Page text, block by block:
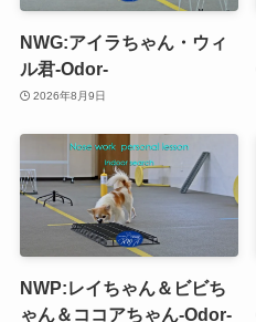
NWG:アイラちゃん・ウィ
ル君-Odor-
2026年8月9日
NWP:レイちゃん＆ビビち
ゃん＆ココアちゃん-Odor-